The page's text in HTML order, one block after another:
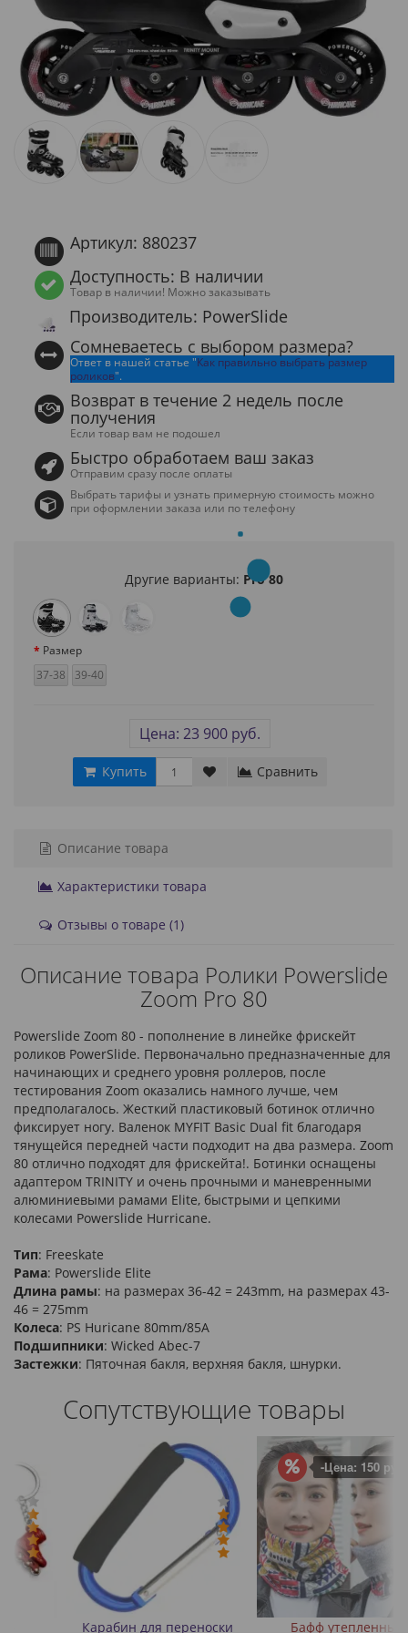
Артикул: 880237
Доступность: В наличии
Товар в наличии! Можно заказывать
Производитель: PowerSlide
Сомневаетесь с выбором размера?
Ответ в нашей статье "Как правильно выбрать размер
роликов".
Возврат в течение 2 недель после
получения
Если товар вам не подошел
Быстро обработаем ваш заказ
Отправим сразу после оплаты
Выбрать тарифы и узнать примерную стоимость можно
при оформлении заказа или по телефону
Другие варианты: Pro 80
Размер
37-38
39-40
Цена: 23 900 руб.
Купить Сравнить
Описание товара
Характеристики товара
Отзывы о товаре (1)
Описание товара Ролики Powerslide
Zoom Pro 80
Powerslide Zoom 80 - пополнение в линейке фрискейт
роликов PowerSlide. Первоначально предназначенные для
начинающих и среднего уровня роллеров, после
тестирования Zoom оказались намного лучше, чем
предполагалось. Жесткий пластиковый ботинок отлично
фиксирует ногу. Валенок MYFIT Basic Dual fit благодаря
тянущейся передней части подходит на два размера. Zoom
80 отлично подходят для фрискейта!. Ботинки оснащены
адаптером TRINITY и очень прочными и маневренными
алюминиевыми рамами Elite, быстрыми и цепкими
колесами Powerslide Hurricane.
Тип: Freeskate
Рама: Powerslide Elite
Длина рамы: на размерах 36-42 = 243mm, на размерах 43-
46 = 275mm
Колеса: PS Huricane 80mm/85A
Подшипники: Wicked Abec-7
Застежки: Пяточная бакля, верхняя бакля, шнурки.
Сопутствующие товары
Карабин для переноски
-Цена: 150 руб.
Бафф утепленный